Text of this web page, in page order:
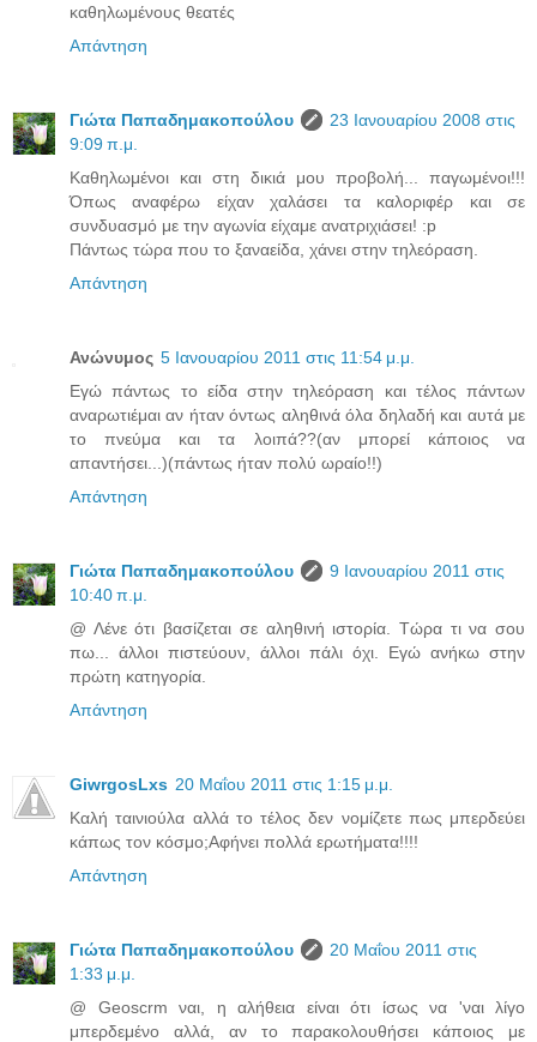
καθηλωμένους θεατές
Απάντηση
Γιώτα Παπαδημακοπούλου
23 Ιανουαρίου 2008 στις
9:09 π.μ.
Καθηλωμένοι και στη δικιά μου προβολή... παγωμένοι!!!
Όπως αναφέρω είχαν χαλάσει τα καλοριφέρ και σε
συνδυασμό με την αγωνία είχαμε ανατριχιάσει! :p
Πάντως τώρα που το ξαναείδα, χάνει στην τηλεόραση.
Απάντηση
Ανώνυμος 5 Ιανουαρίου 2011 στις 11:54 μ.μ.
Εγώ πάντως το είδα στην τηλεόραση και τέλος πάντων
αναρωτιέμαι αν ήταν όντως αληθινά όλα δηλαδή και αυτά με
το πνεύμα και τα λοιπά??(αν μπορεί κάποιος να
απαντήσει...)(πάντως ήταν πολύ ωραίο!!)
Απάντηση
Γιώτα Παπαδημακοπούλου
9 Ιανουαρίου 2011 στις
10:40 π.μ.
@ Λένε ότι βασίζεται σε αληθινή ιστορία. Τώρα τι να σου
πω... άλλοι πιστεύουν, άλλοι πάλι όχι. Εγώ ανήκω στην
πρώτη κατηγορία.
Απάντηση
GiwrgosLxs 20 Μαΐου 2011 στις 1:15 μ.μ.
Καλή ταινιούλα αλλά το τέλος δεν νομίζετε πως μπερδεύει
κάπως τον κόσμο;Αφήνει πολλά ερωτήματα!!!!
Απάντηση
Γιώτα Παπαδημακοπούλου
20 Μαΐου 2011 στις
1:33 μ.μ.
@ Geoscrm ναι, η αλήθεια είναι ότι ίσως να 'ναι λίγο
μπερδεμένο αλλά, αν το παρακολουθήσει κάποιος με